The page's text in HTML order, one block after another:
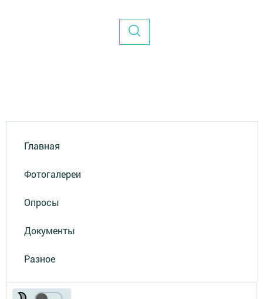
Главная
Фотогалереи
Опросы
Документы
Разное